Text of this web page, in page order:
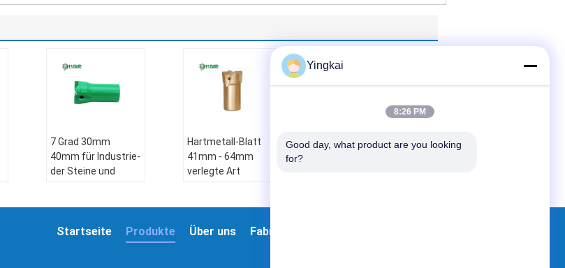
7 Grad 30mm
40mm für Industrie-
der Steine und
Hartmetall-Blatt
41mm - 64mm
verlegte Art
Durchmesser der
Fabrik Tour
Über uns
Produkte
Startseite
Yingkai
8:26 PM
Good day, what product are you looking
for?